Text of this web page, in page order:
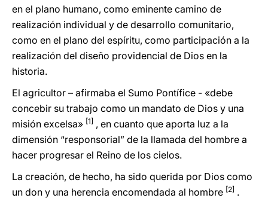
en el plano humano, como eminente camino de
realización individual y de desarrollo comunitario,
como en el plano del espíritu, como participación a la
realización del diseño providencial de Dios en la
historia.
El agricultor – afirmaba el Sumo Pontífice - «debe
concebir su trabajo como un mandato de Dios y una
misión excelsa» [1] , en cuanto que aporta luz a la
dimensión “responsorial” de la llamada del hombre a
hacer progresar el Reino de los cielos.
La creación, de hecho, ha sido querida por Dios como
un don y una herencia encomendada al hombre [2] .